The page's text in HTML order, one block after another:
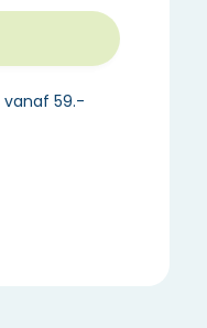
vanaf 59.-